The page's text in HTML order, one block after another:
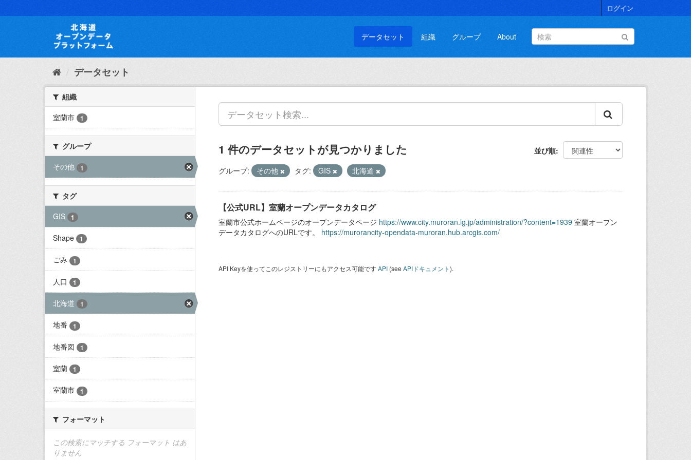
キ
て
ログイン
データセット 組織 グループ About
データセット
組織
室蘭市
1
グループ
その他
1
タグ
GIS
1
Shape 1
ごみ 1
人口 1
北海道 1
地番 1
地番図 1
室蘭 1
室蘭市 1
フォーマット
この検索にマッチする フォーマット はあ
りません
並び順
1 件のデータセットが見つかりました
グループ: その他 タグ: GIS 北海道
【公式URL】室蘭オープンデータカタログ
室蘭市公式ホームページのオープンデータページ https://www.city.muroran.lg.jp/administration/?content=1939 室蘭オープン
データカタログへのURLです。 https://murorancity-opendata-muroran.hub.arcgis.com/
API Keyを使ってこのレジストリーにもアクセス可能ですAPI (see APIドキュメント).